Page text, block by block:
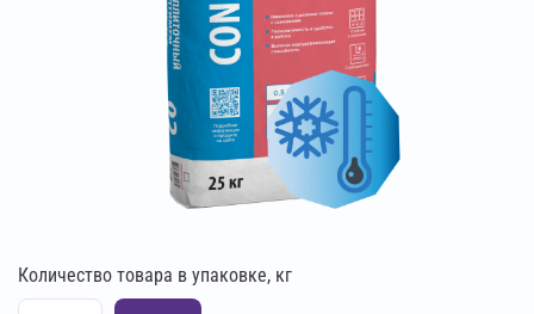
Количество товара в упаковке, кг